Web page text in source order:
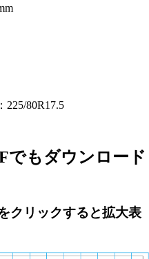
225/80R17.5
でもダウンロード
クリックすると拡大表